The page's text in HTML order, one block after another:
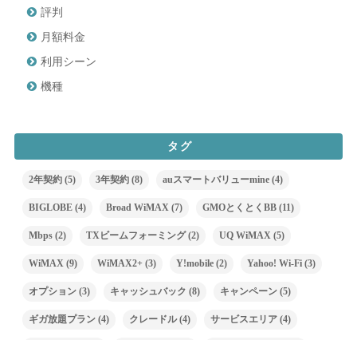
評判
月額料金
利用シーン
機種
タグ
2年契約(5) 3年契約(8) auスマートバリューmine(4)
BIGLOBE(4) Broad WiMAX(7) GMOとくとくBB(11)
Mbps(2) TXビームフォーミング(2) UQ WiMAX(5)
WiMAX(9) WiMAX2+(3) Y!mobile(2) Yahoo! Wi-Fi(3)
オプション(3) キャッシュバック (8) キャンペーン(5)
ギガ放題プラン(4) クレードル(4) サービスエリア(4)